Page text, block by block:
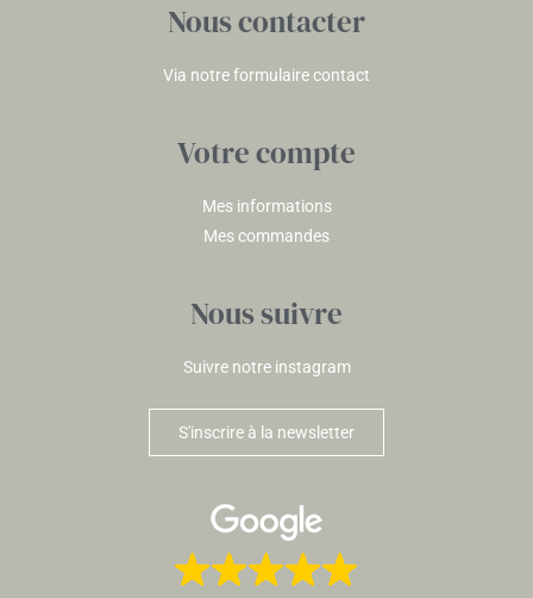
Nous contacter
Via notre formulaire contact
Votre compte
Mes informations
Mes commandes
Nous suivre
Suivre notre instagram
S'inscrire à la newsletter